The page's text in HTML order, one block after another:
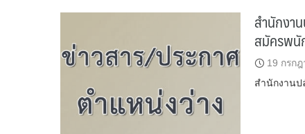
สำนักงา
สมัครพนั
19 กรก
สำนักงาน